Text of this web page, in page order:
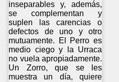
inseparables y, además,
se complementan y
suplen las carencias o
defectos de uno y otro
mutuamente. El Perro es
medio ciego y la Urraca
no vuela apropiadamente.
Un Zorro, que se les
muestra un día, quiere